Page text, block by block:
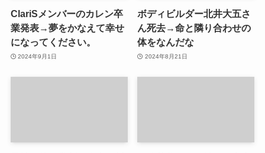
ClariSメンバーのカレン卒
業発表→夢をかなえて幸せ
になってください。
2024年9月1日
ボディビルダー北井大五さ
ん死去→命と隣り合わせの
体をなんだな
2024年8月21日